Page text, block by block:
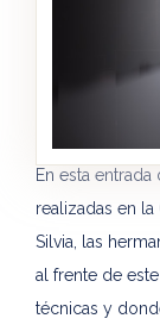
En esta
realizadas en
Silvia, las
al frente de
técnicas y